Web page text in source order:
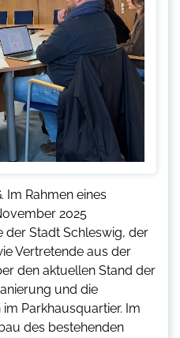
Im Rahmen eines
2025
der Stadt Schleswig, der
Vertretende aus der
den aktuellen Stand der
und die
Parkhausquartier. Im
des bestehenden